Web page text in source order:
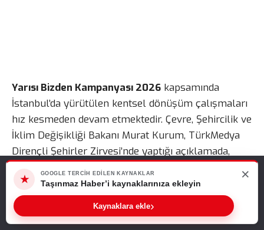
Yarısı Bizden Kampanyası 2026 kapsamında
İstanbul’da yürütülen kentsel dönüşüm çalışmaları
hız kesmeden devam etmektedir. Çevre, Şehircilik ve
İklim Değişikliği Bakanı Murat Kurum, TürkMedya
Dirençli Şehirler Zirvesi’nde yaptığı açıklamada,
kampanya kapsamında yaklaşık 370 bin konutun
dönüşüm sürecinde bulunduğunu belirtmiştir.
Ayrıca Türkiye genelindeki kentsel dönüşüm
çalışmalarına ilişkin güncel veriler de kamuoyuyla
Web sitemizde size en iyi deneyimi sunabilmemiz için çerezleri
kullanıyoruz. Bu siteyi kullanmaya devam ederseniz, bunu kabul
ettiğinizi varsayarız.
Tamam
★
GOOGLE TERCIH EDILEN KAYNAKLAR
Taşınmaz Haber’i kaynaklarınıza ekleyin
Kaynaklara ekle›
×